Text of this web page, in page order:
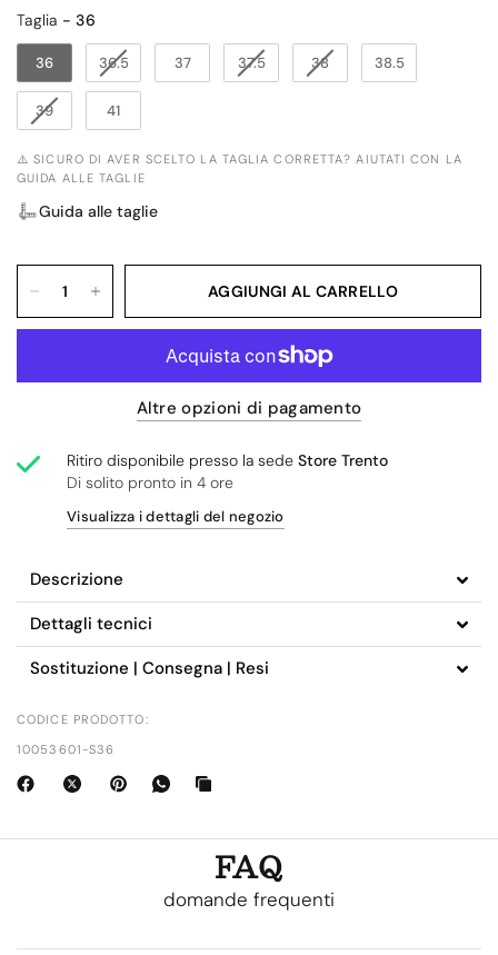
Taglia
Taglia - 36
36 36.5 37 37.5 38 38.5
39 41
⚠️ SICURO DI AVER SCELTO LA TAGLIA CORRETTA? AIUTATI CON LA
GUIDA ALLE TAGLIE
Guida alle taglie
AGGIUNGI AL CARRELLO
Altre opzioni di pagamento
Ritiro disponibile presso la sedeStore Trento
Di solito pronto in 4 ore
Visualizza i dettagli del negozio
Descrizione
Dettagli tecnici
Sostituzione | Consegna | Resi
CODICE PRODOTTO:
10053601-S36
FAQ
domande frequenti